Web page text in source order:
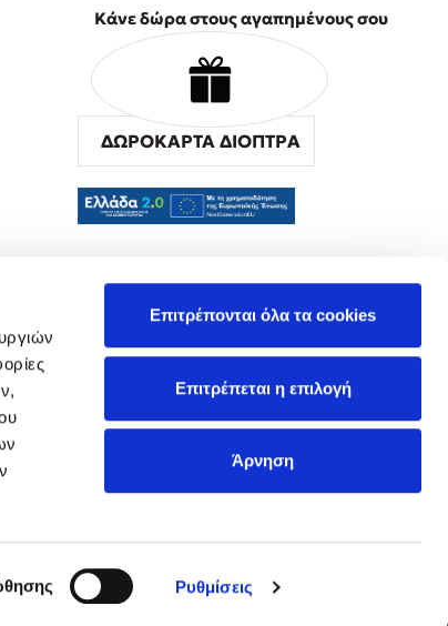
Ρυθμίσεις
Επιτρέπονται όλα τα cookies
Επιτρέπεται η επιλογή
Άρνηση
Κάνε δώρα στους αγαπημένους σου
ΔΩΡΟΚΑΡΤΑ ΔΙΟΠΤΡΑ